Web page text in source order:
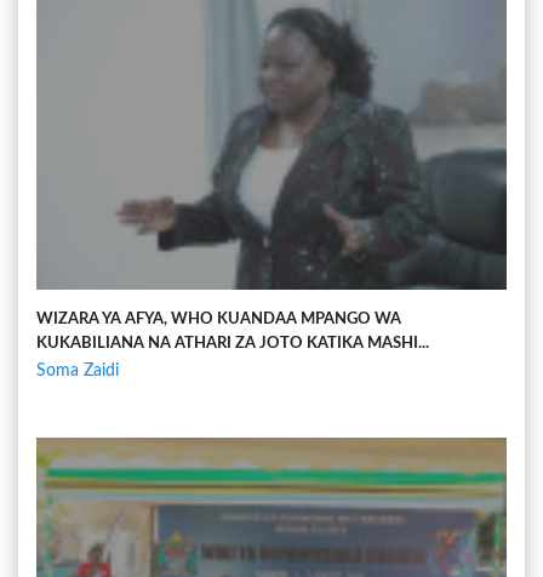
WIZARA YA AFYA, WHO KUANDAA MPANGO WA
KUKABILIANA NA ATHARI ZA JOTO KATIKA MASHI...
Soma Zaidi